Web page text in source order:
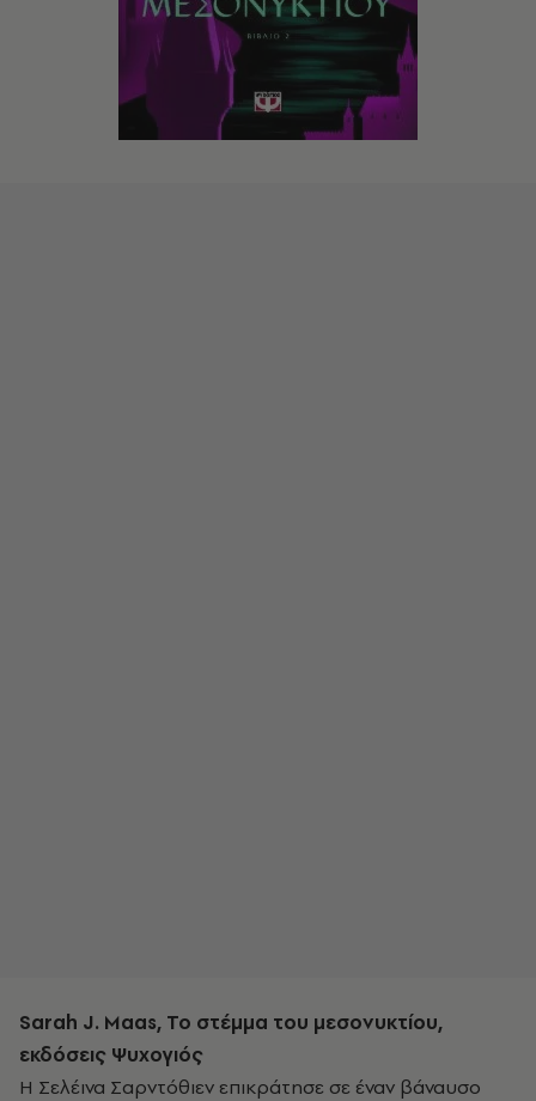
Sarah J. Maas, Το στέμμα του μεσονυκτίου,
εκδόσεις Ψυχογιός
Η Σελέινα Σαρντόθιεν επικράτησε σε έναν βάναυσο